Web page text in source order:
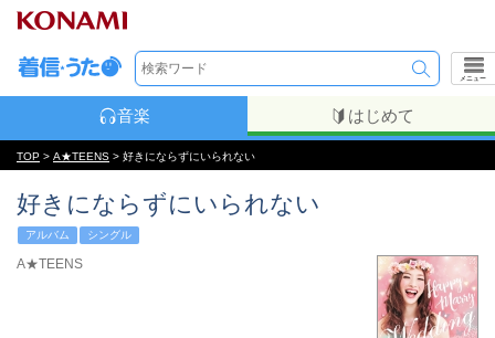
メニュー
音楽 はじめて
TOP > A★TEENS > 好きにならずにいられない
好きにならずにいられない
アルバム シングル
A★TEENS